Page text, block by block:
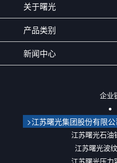
关于曙光
产品类别
新闻中心
企业
>江苏曙光集团股份有限
江苏曙光石油
江苏曙光波